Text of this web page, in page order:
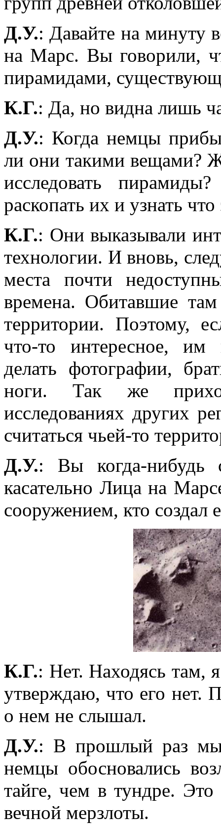
Д.У.: Давайте на минуту
на Марс. Вы говорили,
пирамидами,
К.Г.: Да, но видна лишь
Д.У.: Когда немцы
ли они такими вещами?
исследовать
раскопать их и узнать что
К.Г.: Они выказывали
технологии. И вновь,
места почти
времена. Обитавшие
территории. Поэтому,
что-то интересное, им
делать фотографии,
ноги. Так же
исследованиях других
считаться чьей-то
Д.У.: Вы когда-нибудь
касательно Лица на
сооружением, кто создал
К.Г.: Нет. Находясь там,
утверждаю, что его нет.
о нем не слышал.
Д.У.: В прошлый раз мы
немцы обосновались
тайге, чем в тундре. Это
вечной мерзлоты.